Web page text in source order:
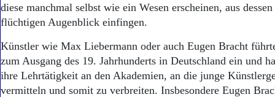
diese manchmal selbst wie ein Wesen erscheinen, aus
flüchtigen Augenblick einfingen.
Künstler wie Max Liebermann oder auch Eugen Bracht
zum Ausgang des 19. Jahrhunderts in Deutschland ein und
ihre Lehrtätigkeit an den Akademien, an die junge
vermitteln und somit zu verbreiten. Insbesondere Eugen